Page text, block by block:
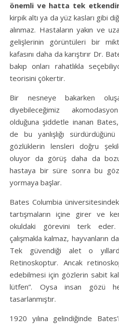
önemli ve hatta tek
kirpik altı ya da yüz kasları gibi
alınmaz. Hastaların yakın ve
gelişlerinin görüntüleri bir
kafasını daha da karıştırır Dr.
bakıp onları rahatlıkla
teorisini çökertir.
Bir nesneye bakarken
diyebileceğimiz
olduğuna şiddetle inanan
de bu yanlışlığı
gözlüklerin lensleri doğru
oluyor da görüş daha da
hastaya bir süre sonra bu
yormaya başlar.
Bates Columbia
tartışmaların içine girer ve
okuldaki görevini terk
çalışmakla kalmaz, hayvanların
Tek güvendiği alet o
Retinoskoptur. Ancak
edebilmesi için gözlerin sabit
lütfen”. Oysa insan gözü
tasarlanmıştır.
1920 yılına gelindiğinde